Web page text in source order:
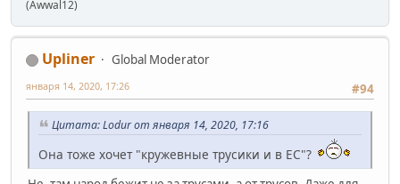
(Awwal12)
Upliner
Global Moderator
#94
января 14, 2020, 17:26
Цитата: Lodur от января 14, 2020, 17:16
Она тоже хочет "кружевные трусики и в ЕС"?